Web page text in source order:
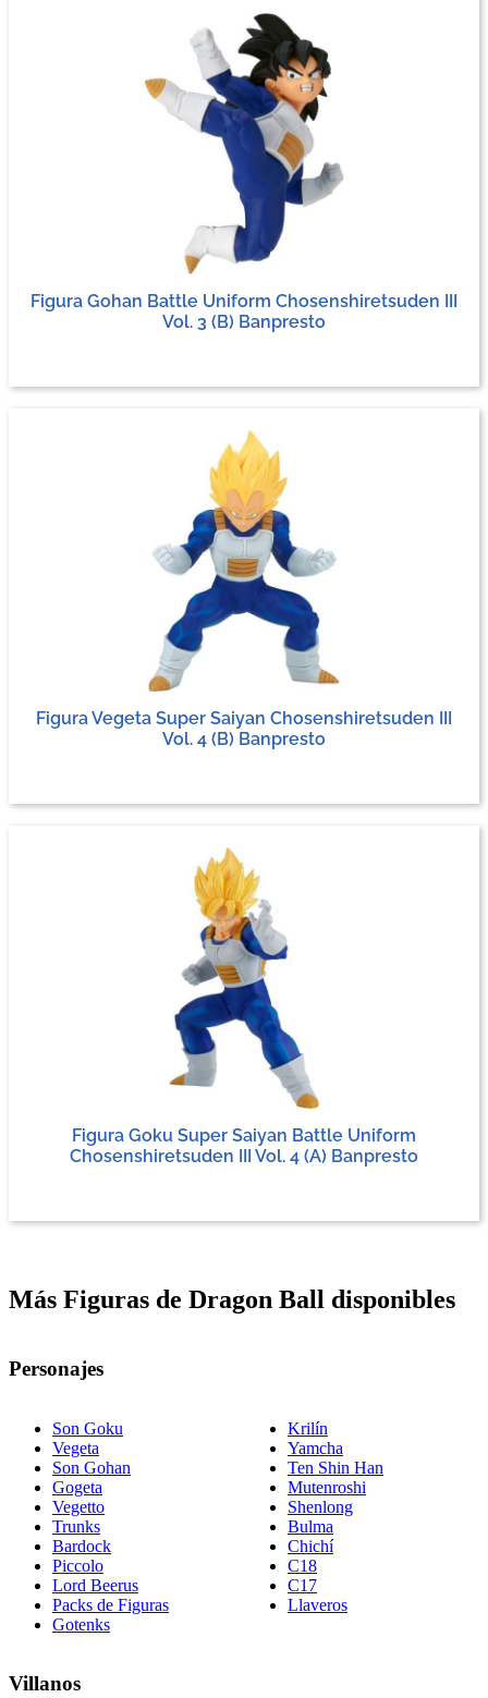
Figura Gohan Battle Uniform Chosenshiretsuden III
Vol. 3 (B) Banpresto
Figura Vegeta Super Saiyan Chosenshiretsuden III
Vol. 4 (B) Banpresto
Figura Goku Super Saiyan Battle Uniform
Chosenshiretsuden III Vol. 4 (A) Banpresto
Más Figuras de Dragon Ball disponibles
Personajes
Son Goku
Vegeta
Son Gohan
Gogeta
Vegetto
Trunks
Bardock
Piccolo
Lord Beerus
Packs de Figuras
Gotenks
Krilín
Yamcha
Ten Shin Han
Mutenroshi
Shenlong
Bulma
Chichí
C18
C17
Llaveros
Villanos